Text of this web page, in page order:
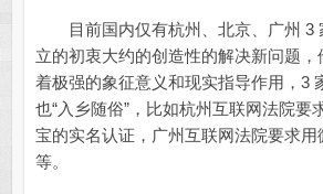
目前国内仅有杭州、北京、广州 3
立的初衷大约的创造性的解决新问题
着极强的象征意义和现实指导作用，3
也“入乡随俗”，比如杭州互联网法院要
宝的实名认证，广州互联网法院要求
等。